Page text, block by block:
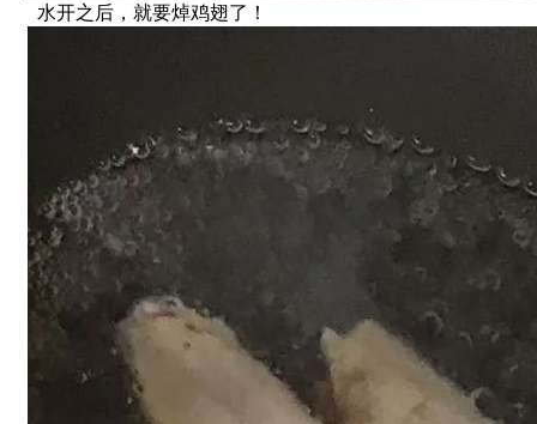
水开之后，就要焯鸡翅了！